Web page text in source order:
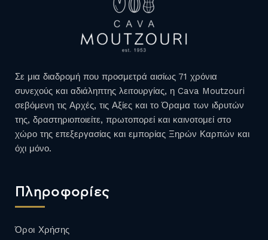
Σε μια διαδρομή που προσμετρά αισίως 71 χρόνια
συνεχούς και αδιάληπτης λειτουργίας, η Cava Moutzouri
σεβόμενη τις Αρχές, τις Αξίες και το Όραμα των ιδρυτών
της, δραστηριοποιείτε, πρωτοπορεί και καινοτομεί στο
χώρο της επεξεργασίας και εμπορίας Ξηρών Καρπών και
όχι μόνο.
Πληροφορίες
Όροι Χρήσης